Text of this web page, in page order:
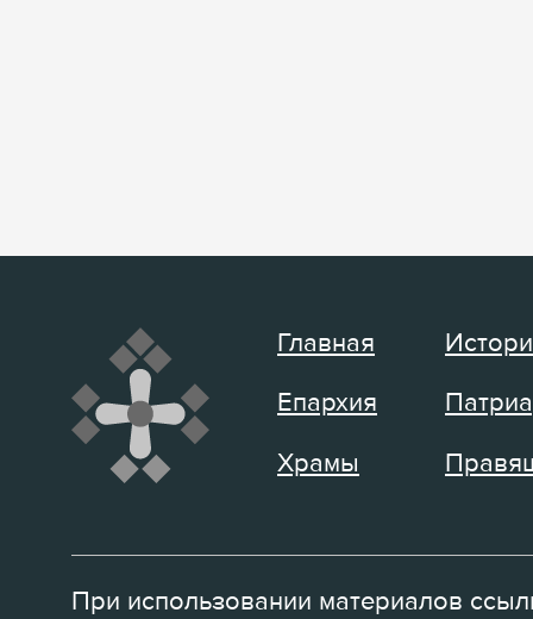
Главная
Епархия
Храмы
При использовании материалов